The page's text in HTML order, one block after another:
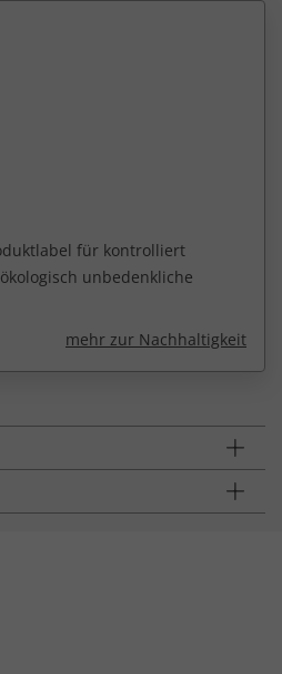
für kontrolliert
unbedenkliche
mehr zur Nachhaltigkeit